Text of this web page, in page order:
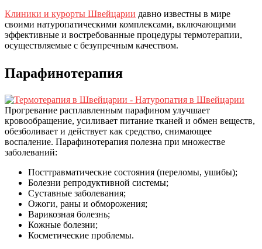
Клиники и курорты Швейцарии давно известны в мире
своими натуропатическими комплексами, включающими
эффективные и востребованные процедуры термотерапии,
осуществляемые с безупречным качеством.
Парафинотерапия
Прогревание расплавленным парафином улучшает
кровообращение, усиливает питание тканей и обмен веществ,
обезболивает и действует как средство, снимающее
воспаление. Парафинотерапия полезна при множестве
заболеваний:
Посттравматические состояния (переломы, ушибы);
Болезни репродуктивной системы;
Суставные заболевания;
Ожоги, раны и обморожения;
Варикозная болезнь;
Кожные болезни;
Косметические проблемы.